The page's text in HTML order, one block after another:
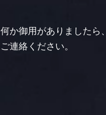
何か御用がありましたら
ご連絡ください。